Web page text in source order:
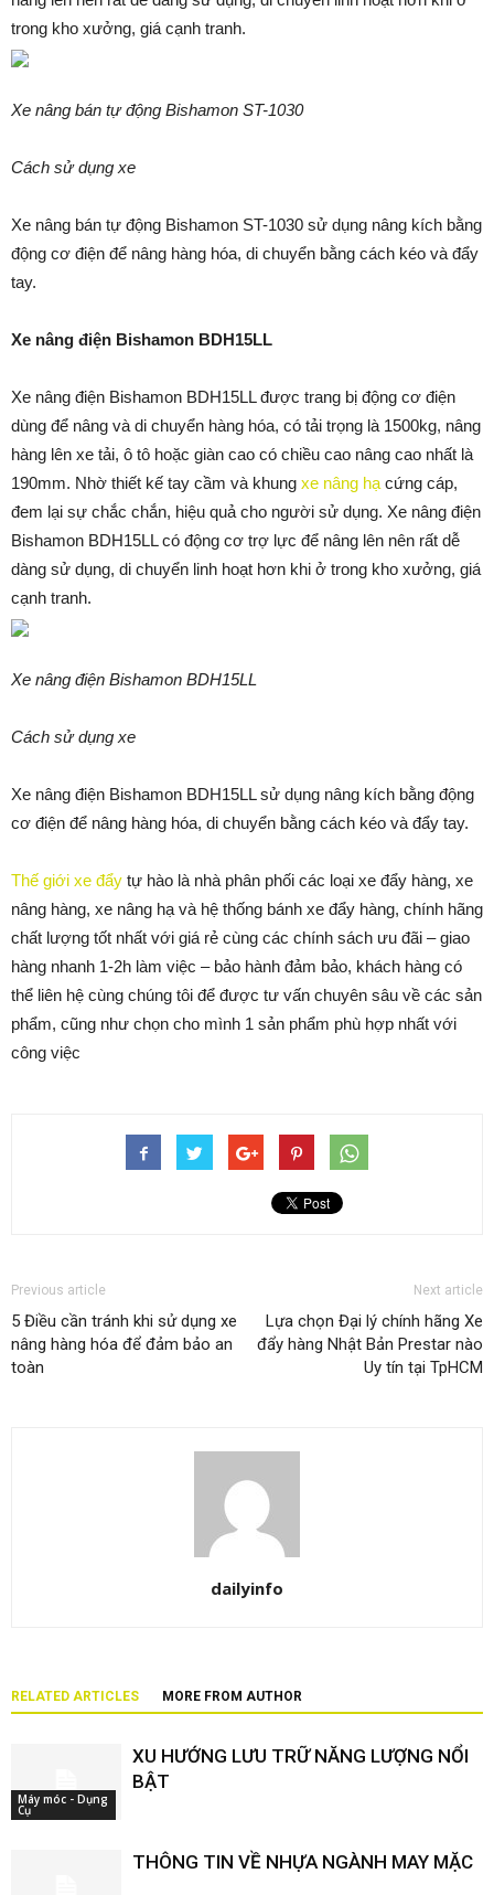
trong kho xưởng, giá cạnh tranh.
Xe nâng bán tự động Bishamon ST-1030
Cách sử dụng xe
Xe nâng bán tự động Bishamon ST-1030 sử dụng nâng kích bằng
động cơ điện để nâng hàng hóa, di chuyển bằng cách kéo và đẩy
tay.
Xe nâng điện Bishamon BDH15LL
Xe nâng điện Bishamon BDH15LL được trang bị động cơ điện
dùng để nâng và di chuyển hàng hóa, có tải trọng là 1500kg, nâng
hàng lên xe tải, ô tô hoặc giàn cao có chiều cao nâng cao nhất là
190mm. Nhờ thiết kế tay cầm và khung xe nâng hạ cứng cáp,
đem lại sự chắc chắn, hiệu quả cho người sử dụng. Xe nâng điện
Bishamon BDH15LL có động cơ trợ lực để nâng lên nên rất dễ
dàng sử dụng, di chuyển linh hoạt hơn khi ở trong kho xưởng, giá
cạnh tranh.
Xe nâng điện Bishamon BDH15LL
Cách sử dụng xe
Xe nâng điện Bishamon BDH15LL sử dụng nâng kích bằng động
cơ điện để nâng hàng hóa, di chuyển bằng cách kéo và đẩy tay.
Thế giới xe đẩy tự hào là nhà phân phối các loại xe đẩy hàng, xe
nâng hàng, xe nâng hạ và hệ thống bánh xe đẩy hàng, chính hãng
chất lượng tốt nhất với giá rẻ cùng các chính sách ưu đãi – giao
hàng nhanh 1-2h làm việc – bảo hành đảm bảo, khách hàng có
thể liên hệ cùng chúng tôi để được tư vấn chuyên sâu về các sản
phẩm, cũng như chọn cho mình 1 sản phẩm phù hợp nhất với
công việc
Previous article
5 Điều cần tránh khi sử dụng xe
nâng hàng hóa để đảm bảo an
toàn
Next article
Lựa chọn Đại lý chính hãng Xe
đẩy hàng Nhật Bản Prestar nào
Uy tín tại TpHCM
dailyinfo
RELATED ARTICLES MORE FROM AUTHOR
Máy móc - Dụng
Cụ
XU HƯỚNG LƯU TRỮ NĂNG LƯỢNG NỔI
BẬT
THÔNG TIN VỀ NHỰA NGÀNH MAY MẶC